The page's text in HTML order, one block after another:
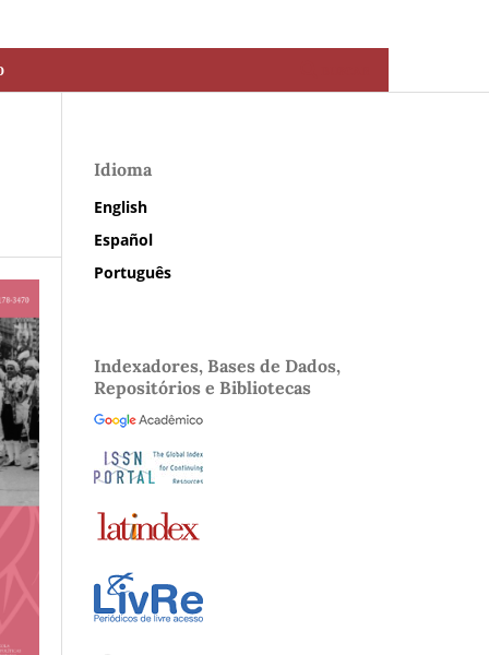
Idioma
English
Español
Português
Indexadores, Bases de Dados,
Repositórios e Bibliotecas